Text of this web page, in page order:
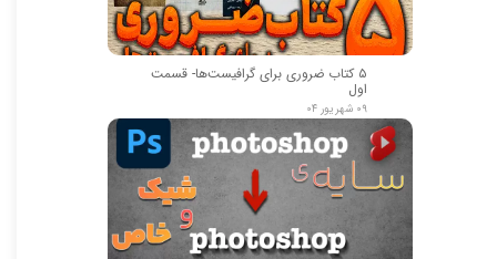
۵ کتاب ضروری برای گرافیست‌ها- قسمت
اول
۰۹ شهریور ۰۴